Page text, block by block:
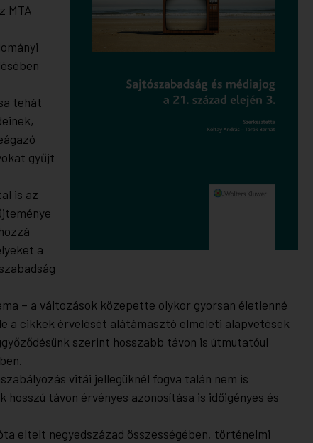
MTA
tehát
gyűjt
is az
a
– a változások közepette olykor gyorsan életlenné
a cikkek érvelését alátámasztó elméleti alapvetések
szerint hosszabb távon is útmutatóul
vitái jellegüknél fogva talán nem is
távon érvényes azonosítása is időigényes és
eltelt negyedszázad összességében, történelmi